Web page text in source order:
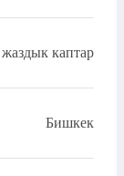
каптар
Бишкек